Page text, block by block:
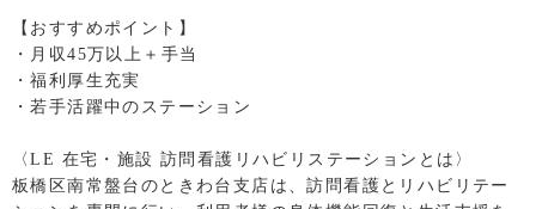
【おすすめポイント】
・月収45万以上＋手当
・福利厚生充実
・若手活躍中のステーション
〈LE 在宅・施設 訪問看護リハビリステーションとは〉
板橋区南常盤台のときわ台支店は、訪問看護とリハビリテー